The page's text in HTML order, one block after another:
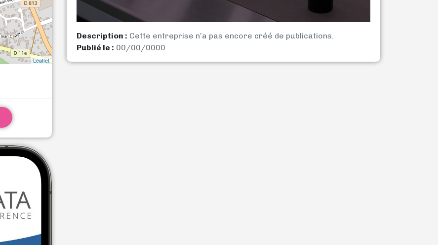
Leaflet
Description : Cette entreprise n’a pas encore créé de publications.
Publié le : 00/00/0000